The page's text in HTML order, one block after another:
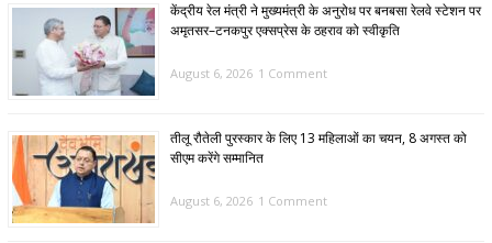
केंद्रीय रेल मंत्री ने मुख्यमंत्री के अनुरोध पर बनबसा रेलवे स्टेशन पर
अमृतसर–टनकपुर एक्सप्रेस के ठहराव को स्वीकृति
August 6, 2026 1 Comment
तीलू रौतेली पुरस्कार के लिए 13 महिलाओं का चयन, 8 अगस्त को
सीएम करेंगे सम्मानित
August 6, 2026 1 Comment